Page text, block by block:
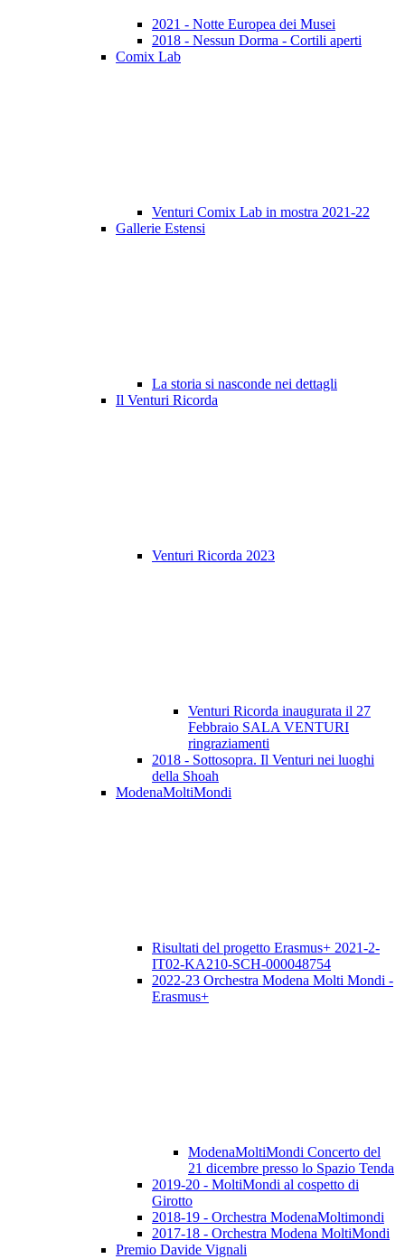
2021 - Notte Europea dei Musei
2018 - Nessun Dorma - Cortili aperti
Comix Lab
Venturi Comix Lab in mostra 2021-22
Gallerie Estensi
La storia si nasconde nei dettagli
Il Venturi Ricorda
Venturi Ricorda 2023
Venturi Ricorda inaugurata il 27
Febbraio SALA VENTURI
ringraziamenti
2018 - Sottosopra. Il Venturi nei luoghi
della Shoah
ModenaMoltiMondi
Risultati del progetto Erasmus+ 2021-2-
IT02-KA210-SCH-000048754
2022-23 Orchestra Modena Molti Mondi -
Erasmus+
ModenaMoltiMondi Concerto del
21 dicembre presso lo Spazio Tenda
2019-20 - MoltiMondi al cospetto di
Girotto
2018-19 - Orchestra ModenaMoltimondi
2017-18 - Orchestra Modena MoltiMondi
Premio Davide Vignali